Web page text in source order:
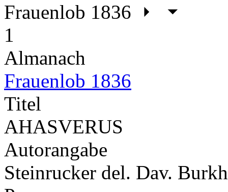
Frauenlob 1836
1
Almanach
Frauenlob 1836
Titel
AHASVERUS
Autorangabe
Steinrucker del. Dav.